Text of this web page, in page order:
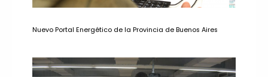
Nuevo Portal Energético de la Provincia de Buenos Aires